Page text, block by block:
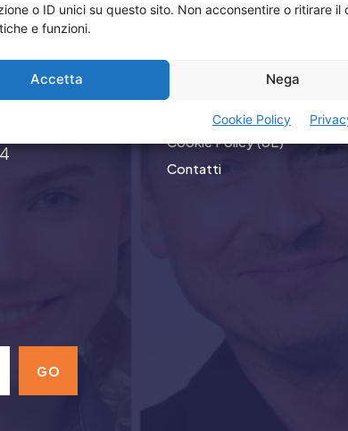
o ID unici su questo sito. Non acconsentire o ritirare
e funzioni.
Accetta Nega
Cookie Policy
GO
Menù
Privacy
Iscrizione Newsletter
Cookie Policy (UE)
Contatti